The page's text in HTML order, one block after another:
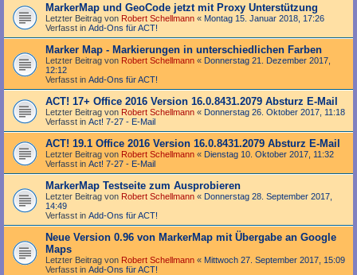
MarkerMap und GeoCode jetzt mit Proxy Unterstützung
Letzter Beitrag von Robert Schellmann « Montag 15. Januar 2018, 17:26
Verfasst in Add-Ons für ACT!
Marker Map - Markierungen in unterschiedlichen Farben
Letzter Beitrag von Robert Schellmann « Donnerstag 21. Dezember 2017,
12:12
Verfasst in Add-Ons für ACT!
ACT! 17+ Office 2016 Version 16.0.8431.2079 Absturz E-Mail
Letzter Beitrag von Robert Schellmann « Donnerstag 26. Oktober 2017, 11:18
Verfasst in Act! 7-27 - E-Mail
ACT! 19.1 Office 2016 Version 16.0.8431.2079 Absturz E-Mail
Letzter Beitrag von Robert Schellmann « Dienstag 10. Oktober 2017, 11:32
Verfasst in Act! 7-27 - E-Mail
MarkerMap Testseite zum Ausprobieren
Letzter Beitrag von Robert Schellmann « Donnerstag 28. September 2017,
14:49
Verfasst in Add-Ons für ACT!
Neue Version 0.96 von MarkerMap mit Übergabe an Google
Maps
Letzter Beitrag von Robert Schellmann « Mittwoch 27. September 2017, 15:09
Verfasst in Add-Ons für ACT!